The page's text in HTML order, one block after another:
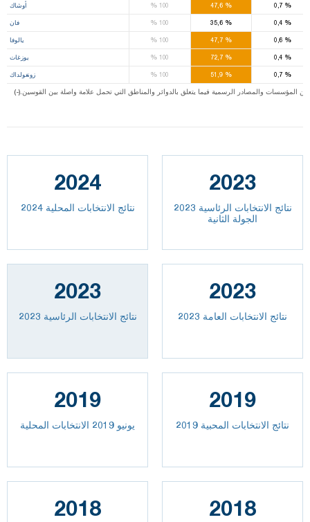
أوشاك %100 %
47,6 %
فان %100 %
35,6 %
يالوفا %100 %
47,7 %
يوزغات %100 %
72,7 %
زونغولداك %100 %
51,9 %
المؤسسات والمصادر الرسمية فيما يتعلق بالدوائر والمناطق التي تحمل علامة واصلة بين القوسين
2024
نتائج الانتخابات المحلية 2024
2023
نتائج الانتخابات الرئاسية 2023
الجولة الثانية
2023
نتائج الانتخابات الرئاسية 2023
2023
2023 نتائج الانتخابات العامة
2019
يونيو 2019 الانتخابات المحلية
2019
نتائج الانتخابات المحبية 2019
2018 2018